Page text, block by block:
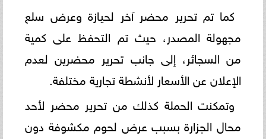
كما تم تحرير محضر آخر لحيازة وعرض سلع
مجهولة المصدر، حيث تم التحفظ على كمية
من السجائر، إلى جانب تحرير محضرين لعدم
الإعلان عن الأسعار لأنشطة تجارية مختلفة.
وتمكنت الحملة كذلك من تحرير محضر لأحد
محال الجزارة بسبب عرض لحوم مكشوفة دون